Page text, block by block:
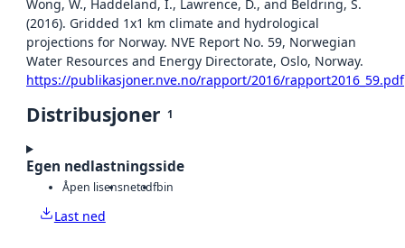
Wong, W., Haddeland, I., Lawrence, D., and Beldring, S.
(2016). Gridded 1x1 km climate and hydrological
projections for Norway. NVE Report No. 59, Norwegian
Water Resources and Energy Directorate, Oslo, Norway.
https://publikasjoner.nve.no/rapport/2016/rapport2016_59.pdf
Distribusjoner 1
Egen nedlastningsside
Åpen lisensnetcdfbin
Last ned